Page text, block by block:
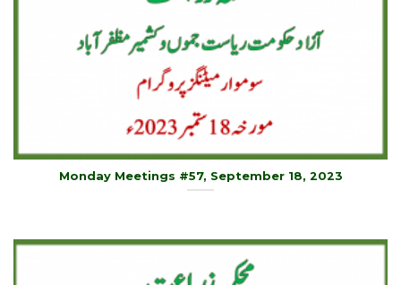
Monday Meetings #57, September 18, 2023